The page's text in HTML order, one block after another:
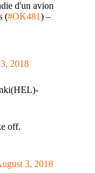
d'un avion
(#OK481) –
2018
off.
3, 2018